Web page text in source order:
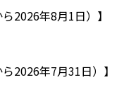
2026年8月1日）】
2026年7月31日）】